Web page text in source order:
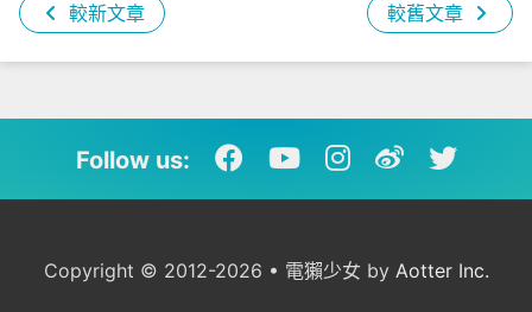
較新文章 較舊文章
Follow us:
Copyright © 2012-2026 • 電獺少女 by Aotter Inc.